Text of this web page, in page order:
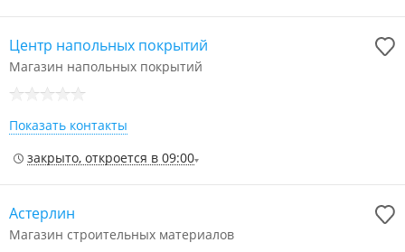
Центр напольных покрытий
Магазин напольных покрытий
Показать контакты
закрыто, откроется в 09:00
Астерлин
Магазин строительных материалов